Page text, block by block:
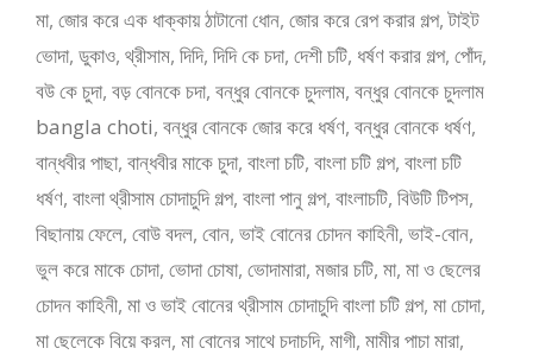
মা, জোর করে এক ধাক্কায় ঠাটানো ধোন, জোর করে রেপ করার গল্প,টাইট
ভোদা, ডুকাও, থ্রীসাম, দিদি, দিদি কে চদা, দেশী চটি, ধর্ষণ করার গল্প, পোঁদ,
বউ কে চুদা, বড় বোনকে চদা, বন্ধুর বোনকে চুদলাম, বন্ধুর বোনকে চুদলাম
bangla choti, বন্ধুর বোনকে জোর করে ধর্ষণ, বন্ধুর বোনকে ধর্ষণ,
বান্ধবীর পাছা, বান্ধবীর মাকে চুদা, বাংলা চটি, বাংলা চটি গল্প, বাংলা চটি
ধর্ষণ, বাংলা থ্রীসাম চোদাচুদি গল্প, বাংলা পানু গল্প, বাংলাচটি, বিউটি টিপস,
বিছানায় ফেলে, বোউ বদল, বোন, ভাই বোনের চোদন কাহিনী, ভাই-বোন,
ভুল করে মাকে চোদা, ভোদা চোষা, ভোদামারা, মজার চটি, মা, মা ও ছেলের
চোদন কাহিনী, মা ও ভাই বোনের থ্রীসাম চোদাচুদি বাংলা চটি গল্প, মা চোদা,
মা ছেলেকে বিয়ে করল, মা বোনের সাথে চদাচদি, মাগী, মামীর পাচা মারা,